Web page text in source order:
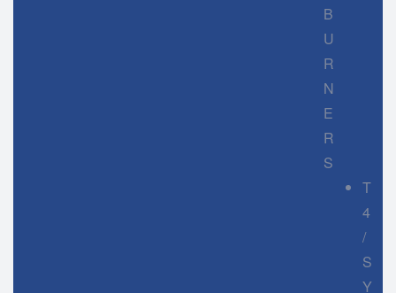
B
U
R
N
E
R
S
T
4
/
S
Y